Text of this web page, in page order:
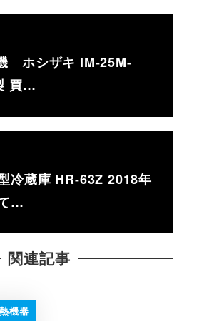
ホシザキ IM-25M-
買…
冷蔵庫 HR-63Z 2018年
…
関連記事
熱機器